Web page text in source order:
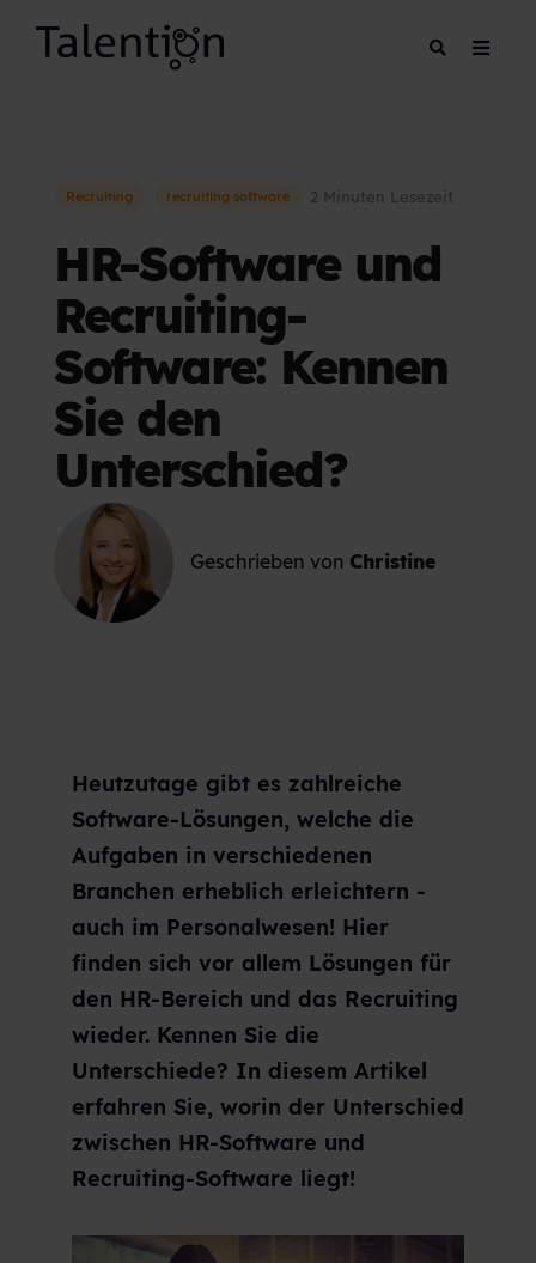
Recruiting recruiting software 2 Minuten Lesezeit
HR-Software und
Recruiting-
Software: Kennen
Sie den
Unterschied?
Geschrieben von Christine
Heutzutage gibt es zahlreiche
Software-Lösungen, welche die
Aufgaben in verschiedenen
Branchen erheblich erleichtern -
auch im Personalwesen! Hier
finden sich vor allem Lösungen für
den HR-Bereich und das Recruiting
wieder. Kennen Sie die
Unterschiede? In diesem Artikel
erfahren Sie, worin der Unterschied
zwischen HR-Software und
Recruiting-Software liegt!